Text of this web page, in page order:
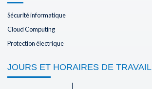
Sécurité informatique
Cloud Computing
Protection électrique
JOURS ET HORAIRES DE TRAVAIL